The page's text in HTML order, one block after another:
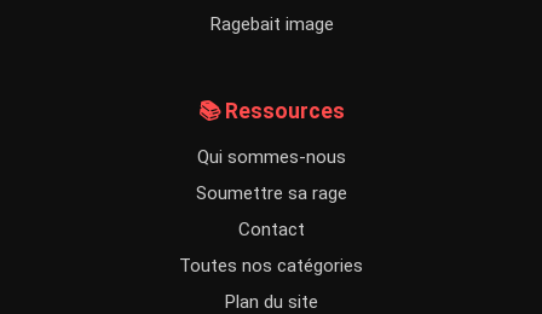
Ragebait image
📚 Ressources
Qui sommes-nous
Soumettre sa rage
Contact
Toutes nos catégories
Plan du site